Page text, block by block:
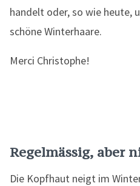
handelt oder, so wie heute,
schöne Winterhaare.
Merci Christophe!
Regelmässig, aber
Die Kopfhaut neigt im